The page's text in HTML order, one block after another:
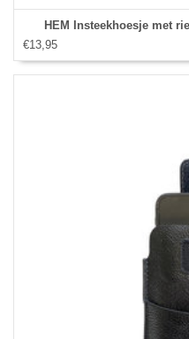
HEM Insteekhoesje met
€13,95